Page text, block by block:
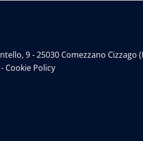
9 - 25030 Comezzano Cizzago
- Cookie Policy